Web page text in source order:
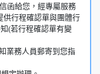
函給您，經專屬服務
供行程確認單與團體行
(若行程確認單有變
業務人員郵寄到您指